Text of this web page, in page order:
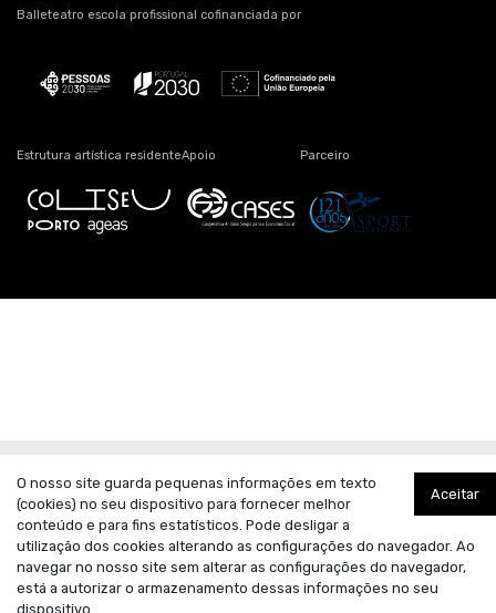
Aceitar
O nosso site guarda pequenas informações em texto
(cookies) no seu dispositivo para fornecer melhor
conteúdo e para fins estatísticos. Pode desligar a
utilização dos cookies alterando as configurações do navegador. Ao
navegar no nosso site sem alterar as configurações do navegador,
está a autorizar o armazenamento dessas informações no seu
dispositivo.
Balleteatro escola profissional cofinanciada por
Estrutura artística residenteApoio Parceiro